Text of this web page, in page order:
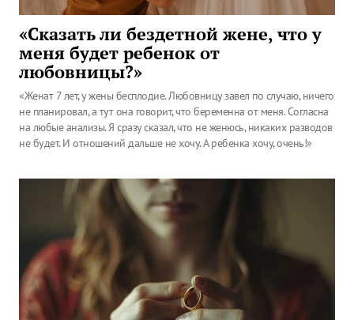
«Сказать ли бездетной жене, что у
меня будет ребенок от
любовницы?»
«Женат 7 лет, у жены бесплодие. Любовницу завел по случаю, ничего
не планировал, а тут она говорит, что беременна от меня. Согласна
на любые анализы. Я сразу сказал, что не женюсь, никаких разводов
не будет. И отношений дальше не хочу. А ребенка хочу, очень!»